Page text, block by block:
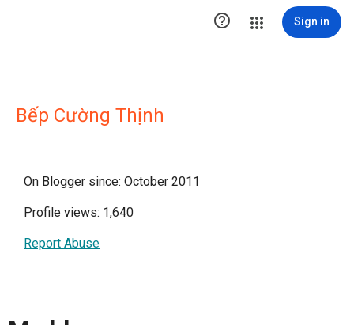
 Sign in
Bếp Cường Thịnh
On Blogger since: October 2011
Profile views: 1,640
Report Abuse